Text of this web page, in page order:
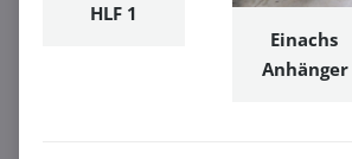
HLF 1
Einachs
Anhänger